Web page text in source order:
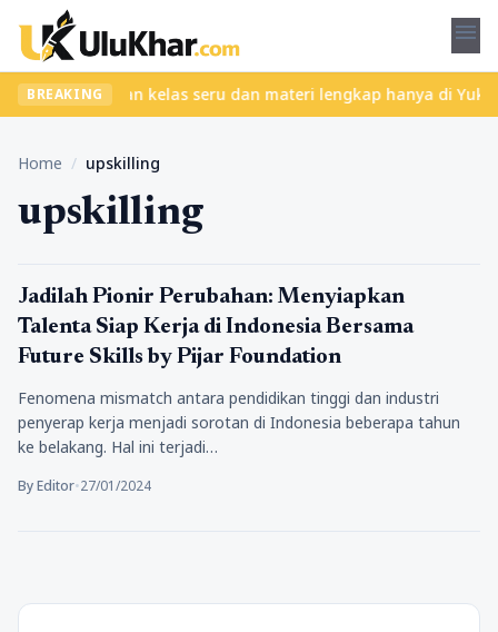
menu
BREAKING
Temukan kelas seru dan materi lengkap hanya di
Home / upskilling
upskilling
Lifestyle
Jadilah Pionir Perubahan: Menyiapkan
Talenta Siap Kerja di Indonesia Bersama
Future Skills by Pijar Foundation
Fenomena mismatch antara pendidikan tinggi dan industri
penyerap kerja menjadi sorotan di Indonesia beberapa tahun
ke belakang. Hal ini terjadi…
By Editor•27/01/2024